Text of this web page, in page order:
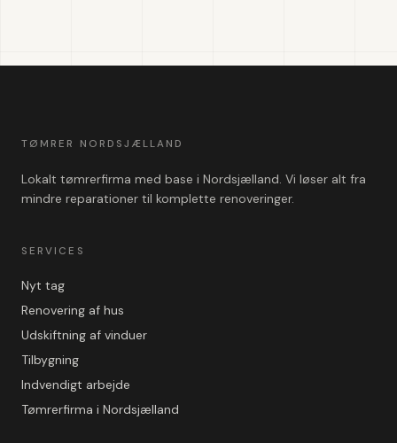
TØMRER NORDSJÆLLAND
Lokalt tømrerfirma med base i Nordsjælland. Vi løser alt fra
mindre reparationer til komplette renoveringer.
SERVICES
Nyt tag
Renovering af hus
Udskiftning af vinduer
Tilbygning
Indvendigt arbejde
Tømrerfirma i Nordsjælland